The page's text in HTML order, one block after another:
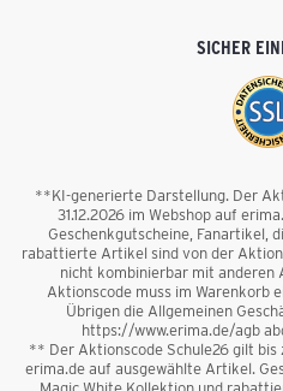
SICHER
**KI-generierte Darstellung. Der
31.12.2026 im Webshop auf
Geschenkgutscheine, Fanartikel,
rabattierte Artikel sind von der
nicht kombinierbar mit anderen
Aktionscode muss im Warenkorb
Übrigen die Allgemeinen
https://www.erima.de/agb
** Der Aktionscode Schule26 gilt bis
erima.de auf ausgewählte Artikel.